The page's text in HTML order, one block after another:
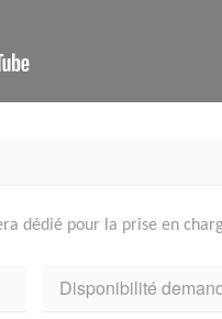
dédié pour la prise en
Disponibilité